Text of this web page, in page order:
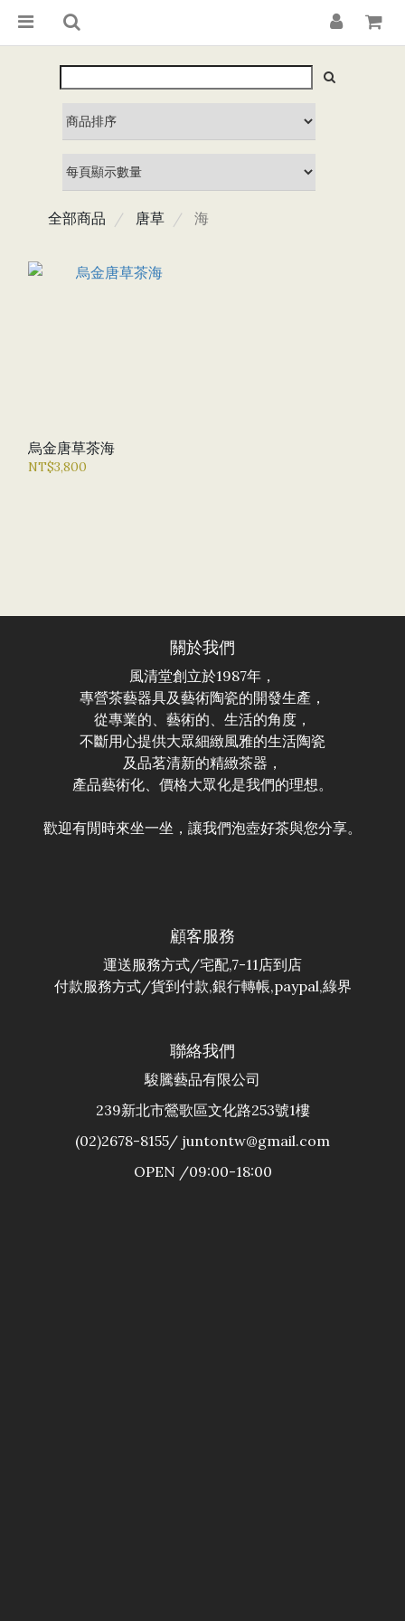
全部商品 唐草 海
烏金唐草茶海
NT$3,800
關於我們
風清堂創立於1987年，
專營茶藝器具及藝術陶瓷的開發生產，
從專業的、藝術的、生活的角度，
不斷用心提供大眾細緻風雅的生活陶瓷
及品茗清新的精緻茶器，
產品藝術化、價格大眾化是我們的理想。
歡迎有閒時來坐一坐，讓我們泡壺好茶與您分享。
顧客服務
運送服務方式/宅配,7-11店到店
付款服務方式/貨到付款,銀行轉帳,paypal,綠界
聯絡我們
駿騰藝品有限公司
239新北市鶯歌區文化路253號1樓
(02)2678-8155/ juntontw@gmail.com
OPEN /09:00-18:00